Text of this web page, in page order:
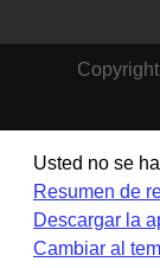
Usted no se
Resumen de
Descargar la
Cambiar al